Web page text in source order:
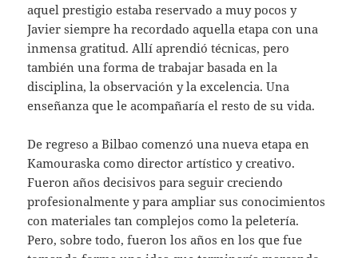
aquel prestigio estaba reservado a muy pocos y
Javier siempre ha recordado aquella etapa con una
inmensa gratitud. Allí aprendió técnicas, pero
también una forma de trabajar basada en la
disciplina, la observación y la excelencia. Una
enseñanza que le acompañaría el resto de su vida.
De regreso a Bilbao comenzó una nueva etapa en
Kamouraska como director artístico y creativo.
Fueron años decisivos para seguir creciendo
profesionalmente y para ampliar sus conocimientos
con materiales tan complejos como la peletería.
Pero, sobre todo, fueron los años en los que fue